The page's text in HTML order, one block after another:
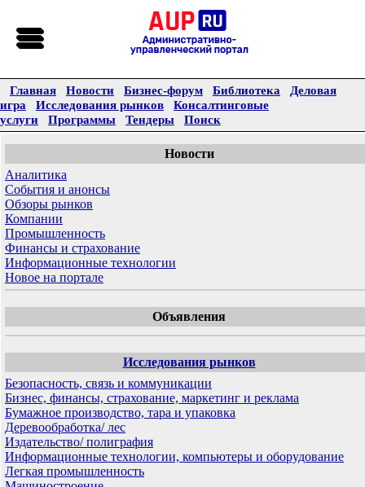
Главная Новости Бизнес-форум Библиотека
Деловая
игра
Исследования рынков
Консалтинговые
услуги
Программы Тендеры Поиск
Новости
Аналитика
События и анонсы
Обзоры рынков
Компании
Промышленность
Финансы и страхование
Информационные технологии
Новое на портале
Объявления
Исследования рынков
Безопасность, связь и коммуникации
Бизнес, финансы, страхование, маркетинг и реклама
Бумажное производство, тара и упаковка
Деревообработка/ лес
Издательство/ полиграфия
Информационные технологии, компьютеры и оборудование
Легкая промышленность